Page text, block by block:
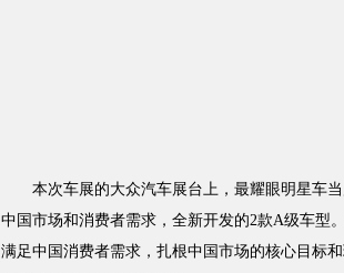
本次车展的大众汽车展台上，最耀眼明星车当
中国市场和消费者需求，全新开发的2款A级车型
满足中国消费者需求，扎根中国市场的核心目标